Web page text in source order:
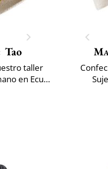
Tao
taller
Sombrero panama tejido a mano en Ecuador